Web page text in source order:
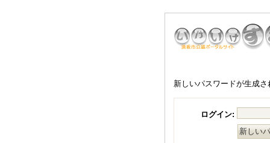
新しいパスワードが生成
ログイン: